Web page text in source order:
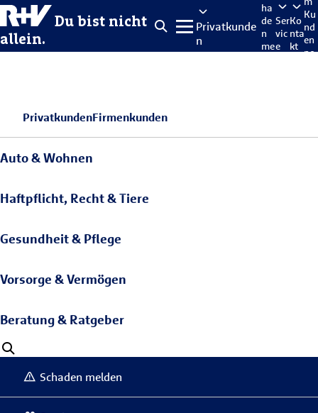
Du bist nicht
allein.
Privatkunde
n
ha
de
n
me
Ser
vic
e
Ko
nta
kt
Ku
nd
en
po
PrivatkundenFirmenkunden
Auto & Wohnen
Haftpflicht, Recht & Tiere
Gesundheit & Pflege
Vorsorge & Vermögen
Beratung & Ratgeber
Schaden melden